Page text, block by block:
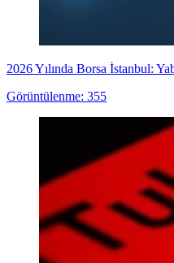
2026 Yılında Borsa İstanbul:
Görüntülenme: 355